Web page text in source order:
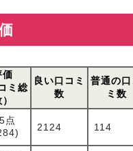
価
ミ総
良い口コミ
数
普通の口
ミ数
点
2124 114